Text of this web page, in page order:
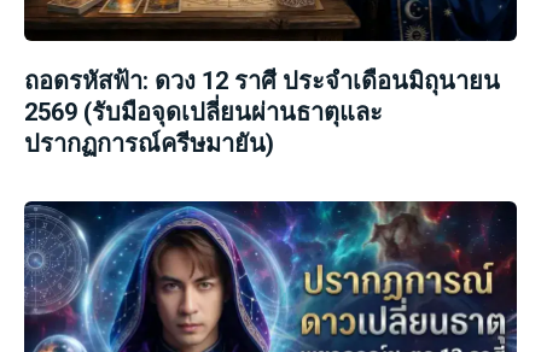
ถอดรหัสฟ้า: ดวง 12 ราศี ประจำเดือนมิถุนายน
2569 (รับมือจุดเปลี่ยนผ่านธาตุและ
ปรากฏการณ์ครีษมายัน)